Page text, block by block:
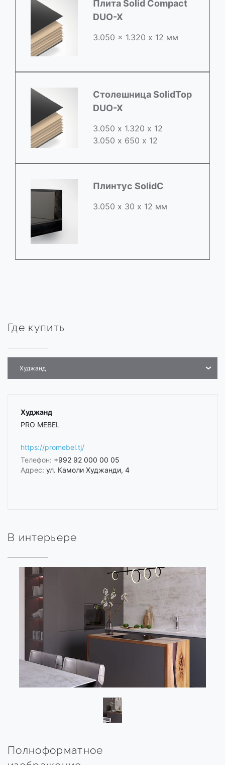
Плита Solid Compact
DUO-X
3.050 x 1.320 х 12 мм
Столешница SolidTop
DUO-X
3.050 х 1.320 х 12
3.050 x 650 х 12
Плинтус SolidC
3.050 х 30 х 12 мм
Где купить
Худжанд
Худжанд
PRO MEBEL
https://promebel.tj/
Телефон: +992 92 000 00 05
Адрес: ул. Камоли Худжанди, 4
В интерьере
Полноформатное